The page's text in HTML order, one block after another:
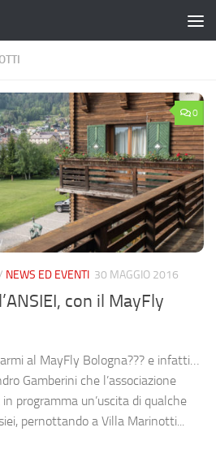
0
NEWS ED EVENTI 30 MAGGIO 2016
con il MayFly
al MayFly Bologna??? e infatti…
Gamberini che l’associazione
programma un’uscita di qualche
pernottando a Villa Marinotti...